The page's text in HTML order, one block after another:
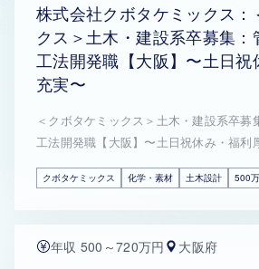
株式会社クボタケミックス：
クス＞土木・建設系卒募集
工法開発職【大阪】〜土日祝
充実〜
＜クボタケミックス＞土木・建設系卒募
工法開発職【大阪】〜土日祝休み・福利
クボタケミックス 化学・素材 土木設計 500
年収 500～720万円 大阪府